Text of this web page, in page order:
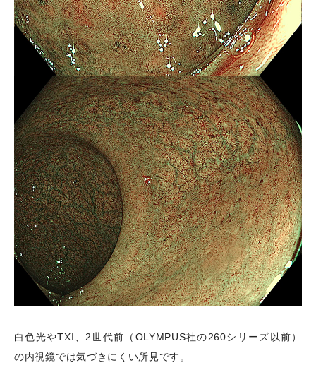
白色光やTXI、2世代前（OLYMPUS社の260シリーズ以前）
の内視鏡では気づきにくい所見です。